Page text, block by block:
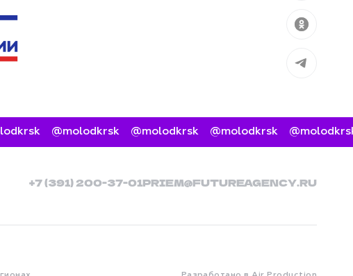
Telegram
@molodkrsk @molodkrsk @molodkrsk @molodkrsk
+7 (391) 200-37-01PRIEM@FUTUREAGENCY.RU